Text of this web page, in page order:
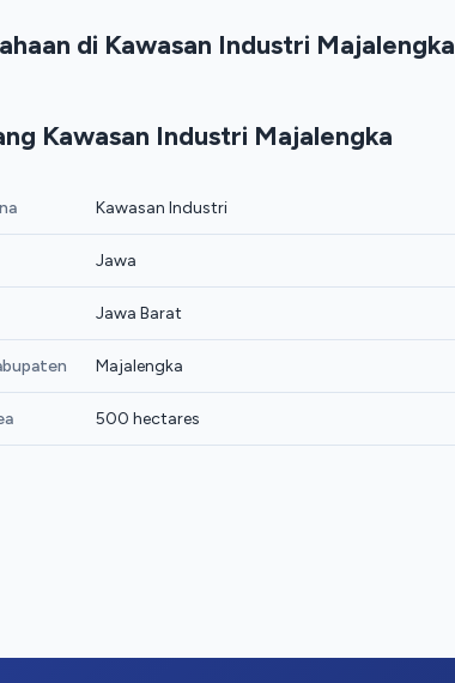
di Kawasan Industri Majalengka
Kawasan Industri Majalengka
Kawasan Industri
Jawa
Jawa Barat
Majalengka
500 hectares